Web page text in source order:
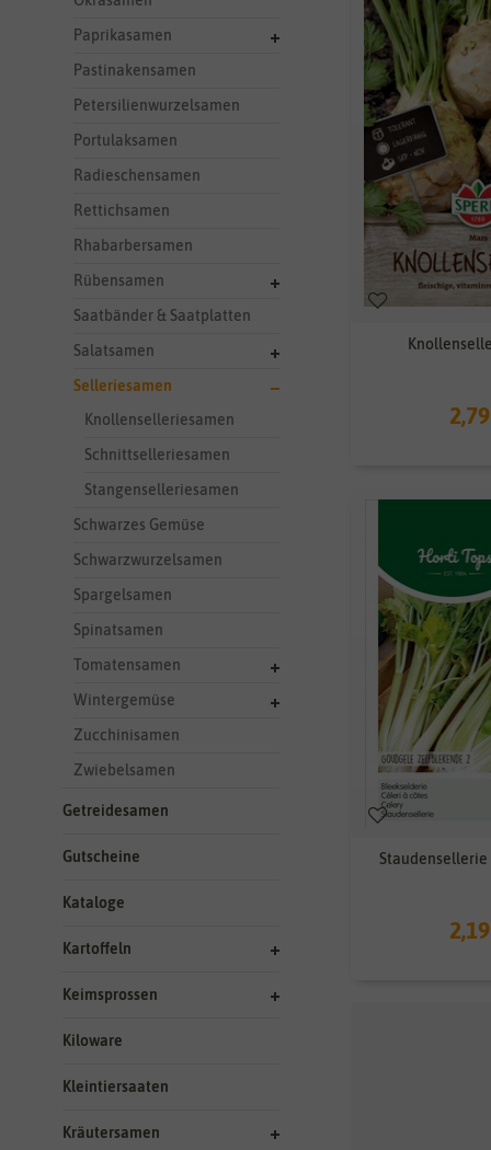
Paprikasamen
Pastinakensamen
Petersilienwurzelsamen
Portulaksamen
Radieschensamen
Rettichsamen
Rhabarbersamen
Rübensamen
Saatbänder & Saatplatten
Salatsamen
Selleriesamen
Knollenselleriesamen
Schnittselleriesamen
Stangenselleriesamen
Schwarzes Gemüse
Schwarzwurzelsamen
Spargelsamen
Spinatsamen
Tomatensamen
Wintergemüse
Zucchinisamen
Zwiebelsamen
Getreidesamen
Gutscheine
Kataloge
Kartoffeln
Keimsprossen
Kiloware
Kleintiersaaten
Kräutersamen
Staudensellerie